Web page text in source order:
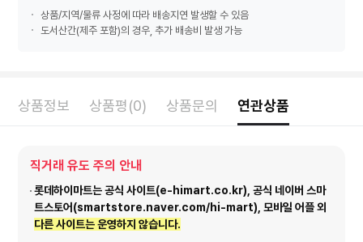
상품/지역/물류 사정에 따라 배송지연 발생할 수 있음
도서산간(제주 포함)의 경우, 추가 배송비 발생 가능
상품정보 상품평(0) 상품문의 연관상품
직거래 유도 주의 안내
롯데하이마트는 공식 사이트(e-himart.co.kr), 공식 네이버 스마
트스토어(smartstore.naver.com/hi-mart), 모바일 어플 외
다른 사이트는 운영하지 않습니다.